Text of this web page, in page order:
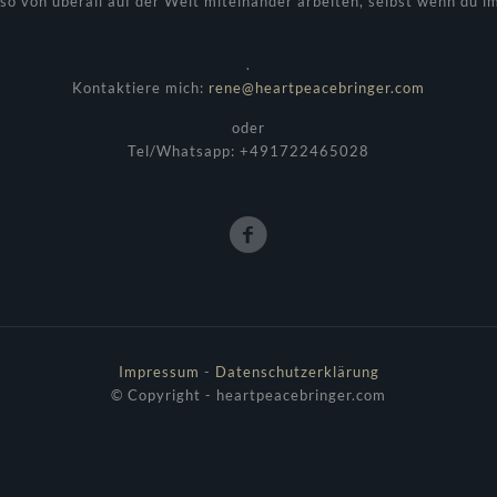
.
Kontaktiere mich: rene@heartpeacebringer.com
oder
Tel/Whatsapp: +491722465028
Impressum - Datenschutzerklärung
© Copyright - heartpeacebringer.com